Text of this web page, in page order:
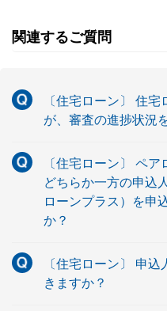
関連するご質問
〔住宅ローン〕 住
が、審査の進捗状況
〔住宅ローン〕 ペア
どちらか一方の申込
ローンプラス）を申
か？
〔住宅ローン〕 申
きますか？